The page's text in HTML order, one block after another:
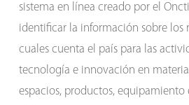
sistema en línea creado por el
identificar la información sobre los
cuales cuenta el país para las
tecnología e innovación en
espacios, productos, equipamiento